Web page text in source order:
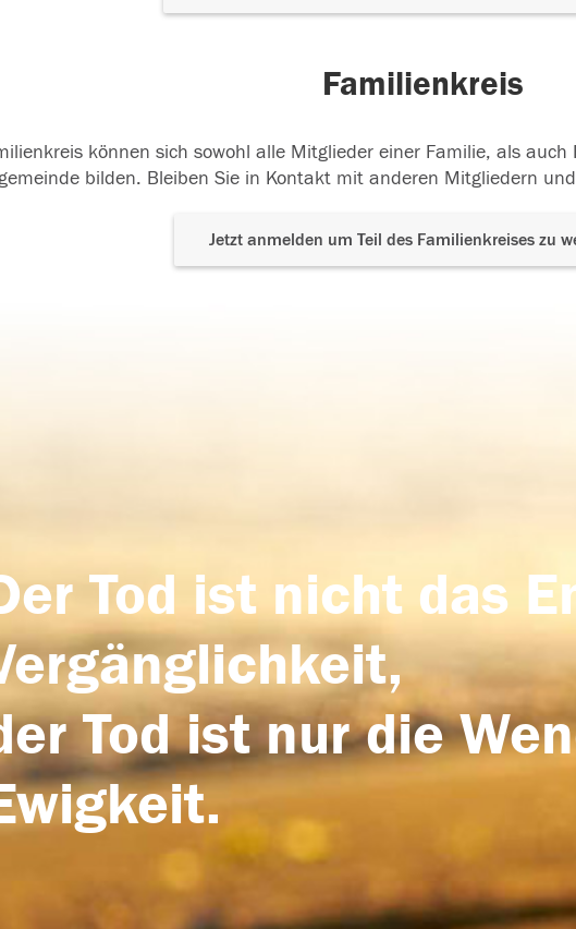
Familienkreis
können sich sowohl alle Mitglieder einer Familie, als
bilden. Bleiben Sie in Kontakt mit anderen Mitgliedern
Jetzt anmelden um Teil des Familienkreises zu
Tod ist nicht das
Tod ist nur die